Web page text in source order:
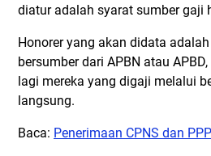
diatur adalah syarat sumber gaji
Honorer yang akan didata
bersumber dari APBN atau
lagi mereka yang digaji melalui
langsung.
Baca: Penerimaan CPNS dan